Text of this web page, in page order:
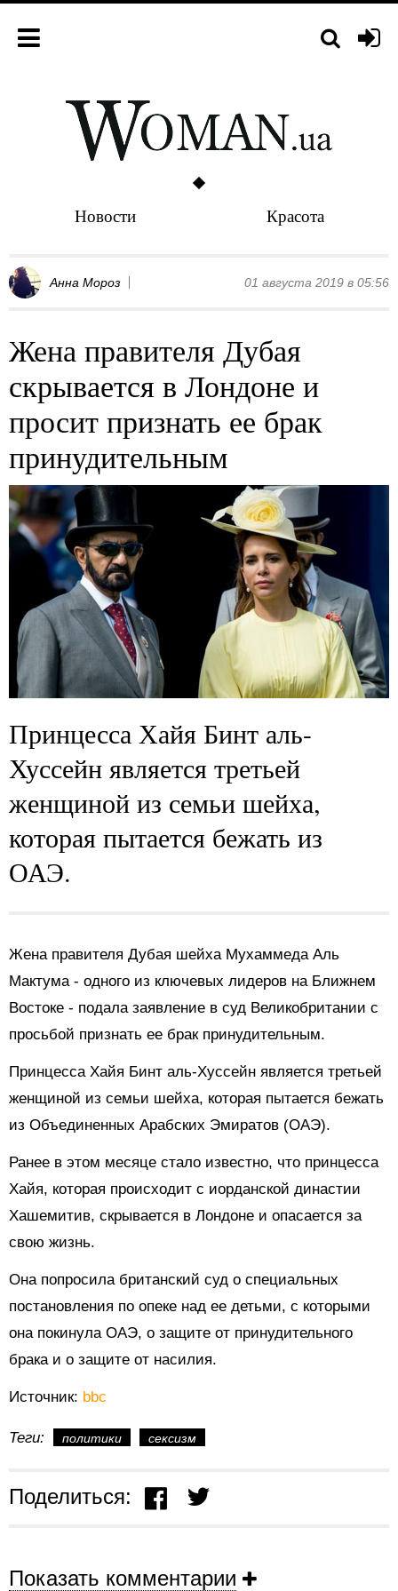
Новости Красота
Анна Мороз 01 августа 2019 в 05:56
Жена правителя Дубая
скрывается в Лондоне и
просит признать ее брак
принудительным
Принцесса Хайя Бинт аль-
Хуссейн является третьей
женщиной из семьи шейха,
которая пытается бежать из
ОАЭ.
Жена правителя Дубая шейха Мухаммеда Аль
Мактума - одного из ключевых лидеров на Ближнем
Востоке - подала заявление в суд Великобритании с
просьбой признать ее брак принудительным.
Принцесса Хайя Бинт аль-Хуссейн является третьей
женщиной из семьи шейха, которая пытается бежать
из Объединенных Арабских Эмиратов (ОАЭ).
Ранее в этом месяце стало известно, что принцесса
Хайя, которая происходит с иорданской династии
Хашемитив, скрывается в Лондоне и опасается за
свою жизнь.
Она попросила британский суд о специальных
постановления по опеке над ее детьми, с которыми
она покинула ОАЭ, о защите от принудительного
брака и о защите от насилия.
Источник: bbc
Теги: политики сексизм
Поделиться:
Показать комментарии